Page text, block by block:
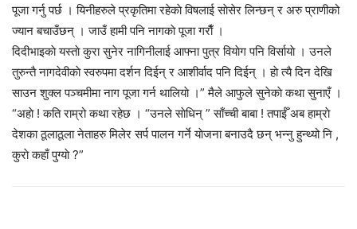
पूजा गर्नु पर्छ । यिनीहरुले प्रकृतिमा रहेकाे विषलाई साेसेर लिन्छन् र अरु प्राणीको
ज्यान बचाउँछन् । जाउँ हामी पनि नागकाे पूजा गराैँ ।
दिदीभाइकाे यस्ताे कुरा सुनेर नागिनीलाई आफ्ना पुत्र वियाेग पनि विर्सायाे । उनले
तुरुन्तै नागदेवीकाे स्वरुपमा दर्शन दिईन् र आशीर्वाद पनि दिईन् । हाे त्यै दिन देखि
साउन शुक्ल पञ्चमीमा नाग पूजा गर्न थालियाे ।” मैले आफुले सुनेकाे कथा सुनाएँ ।
“अहाे ! कति राम्रो कथा रहेछ । “उनले साेधिन् ” साँच्ची बाबा ! तपाईँ अब हाम्राे
देशका ठूलाठूला नेताहरु मिलेर सर्प पालन गर्ने याेजना बनाउदै छन् भन्नु हुन्थ्यो नि ,
कुराे कहाँ पुग्याे ?”